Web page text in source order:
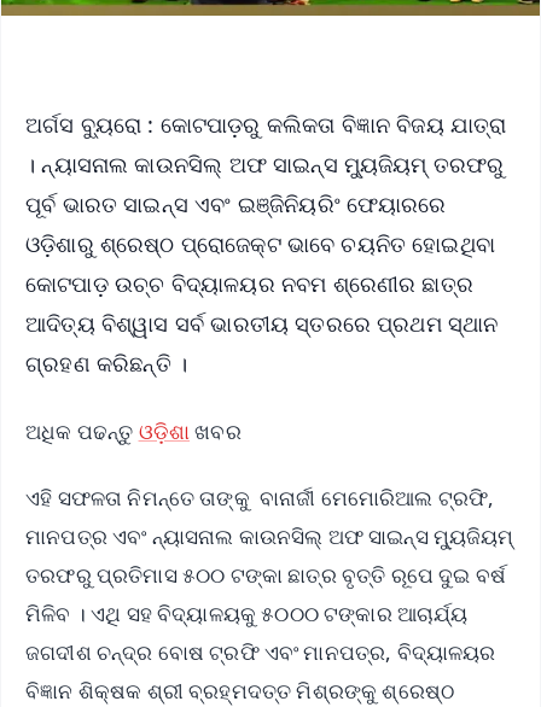
ଅର୍ଗସ ବ୍ୟୁରୋ : କୋଟପାଡ଼ରୁ କଲିକତା ବିଜ୍ଞାନ ବିଜୟ ଯାତ୍ରା
। ନ୍ୟାସନାଲ କାଉନସିଲ୍ ଅଫ ସାଇନ୍ସ ମ୍ୟୁଜିୟମ୍ ତରଫରୁ
ପୂର୍ବ ଭାରତ ସାଇନ୍ସ ଏବଂ ଇଞ୍ଜିନିୟରିଂ ଫେୟାରରେ
ଓଡ଼ିଶାରୁ ଶ୍ରେଷ୍ଠ ପ୍ରୋଜେକ୍ଟ ଭାବେ ଚୟନିତ ହୋଇଥିବା
କୋଟପାଡ଼ ଉଚ୍ଚ ବିଦ୍ୟାଳୟର ନବମ ଶ୍ରେଣୀର ଛାତ୍ର
ଆଦିତ୍ୟ ବିଶ୍ୱାସ ସର୍ବ ଭାରତୀୟ ସ୍ତରରେ ପ୍ରଥମ ସ୍ଥାନ
ଗ୍ରହଣ କରିଛନ୍ତି ।
ଅଧିକ ପଢନ୍ତୁ ଓଡ଼ିଶା ଖବର
ଏହି ସଫଳତା ନିମନ୍ତେ ତାଙ୍କୁ ବାନାର୍ଜୀ ମେମୋରିଆଲ ଟ୍ରଫି,
ମାନପତ୍ର ଏବଂ ନ୍ୟାସନାଲ କାଉନସିଲ୍ ଅଫ ସାଇନ୍ସ ମ୍ୟୁଜିୟମ୍
ତରଫରୁ ପ୍ରତିମାସ ୫୦୦ ଟଙ୍କା ଛାତ୍ର ବୃତ୍ତି ରୂପେ ଦୁଇ ବର୍ଷ
ମିଳିବ । ଏଥି ସହ ବିଦ୍ୟାଳୟକୁ ୫୦୦୦ ଟଙ୍କାର ଆଚାର୍ଯ୍ୟ
ଜଗଦୀଶ ଚନ୍ଦ୍ର ବୋଷ ଟ୍ରଫି ଏବଂ ମାନପତ୍ର, ବିଦ୍ୟାଳୟର
ବିଜ୍ଞାନ ଶିକ୍ଷକ ଶ୍ରୀ ବ୍ରହ୍ମଦତ୍ତ ମିଶ୍ରଙ୍କୁ ଶ୍ରେଷ୍ଠ